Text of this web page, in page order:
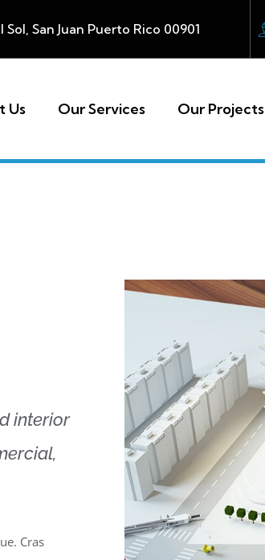
Sol, San Juan Puerto Rico 00901
Us Our Services Our Projects ​
interior
Cras